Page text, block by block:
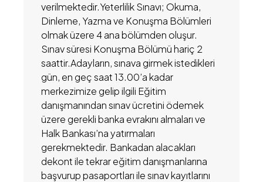
verilmektedir.Yeterlilik Sınavı; Okuma,
Dinleme, Yazma ve Konuşma Bölümleri
olmak üzere 4 ana bölümden oluşur.
Sınav süresi Konuşma Bölümü hariç 2
saattir.Adayların, sınava girmek istedikleri
gün, en geç saat 13.00’a kadar
merkezimize gelip ilgili Eğitim
danışmanından sınav ücretini ödemek
üzere gerekli banka evrakını almaları ve
Halk Bankası’na yatırmaları
gerekmektedir. Bankadan alacakları
dekont ile tekrar eğitim danışmanlarına
başvurup pasaportları ile sınav kayıtlarını